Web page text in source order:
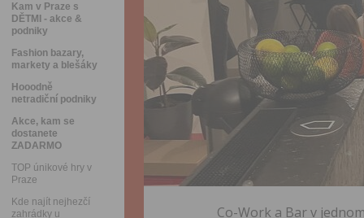
Kam v Praze s
DĚTMI - akce &
podniky
Fashion bazary,
markety a blešáky
Hooodně
netradiční podniky
Akce, kam se
dostanete
ZADARMO
TOP únikové hry v
Praze
Kde najít nejhezčí
zahrádky u
Co-Work a Bar v